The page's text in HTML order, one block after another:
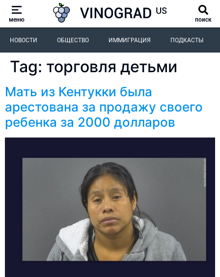
меню поиск
НОВОСТИ ОБЩЕСТВО ИММИГРАЦИЯ ПОДКАСТЫ
Tag: торговля детьми
Мать из Кентукки была
арестована за продажу своего
ребенка за 2000 долларов